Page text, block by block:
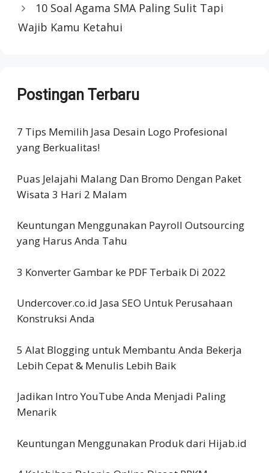
10 Soal Agama SMA Paling Sulit Tapi
Wajib Kamu Ketahui
Postingan Terbaru
7 Tips Memilih Jasa Desain Logo Profesional
yang Berkualitas!
Puas Jelajahi Malang Dan Bromo Dengan Paket
Wisata 3 Hari 2 Malam
Keuntungan Menggunakan Payroll Outsourcing
yang Harus Anda Tahu
3 Konverter Gambar ke PDF Terbaik Di 2022
Undercover.co.id Jasa SEO Untuk Perusahaan
Konstruksi Anda
5 Alat Blogging untuk Membantu Anda Bekerja
Lebih Cepat & Menulis Lebih Baik
Jadikan Intro YouTube Anda Menjadi Paling
Menarik
Keuntungan Menggunakan Produk dari Hijab.id